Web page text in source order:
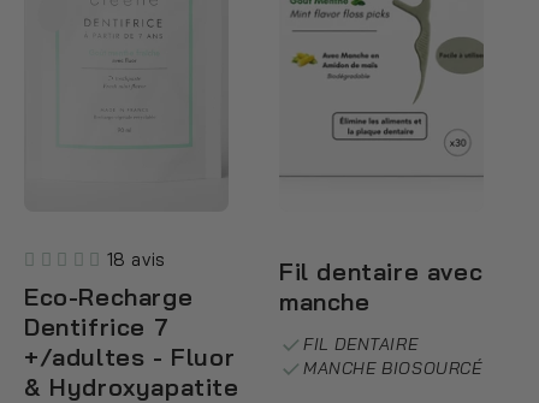
18 avis
Eco-Recharge
Dentifrice 7
+/adultes - Fluor
& Hydroxyapatite
Fil dentaire avec
manche
FIL DENTAIRE
MANCHE BIOSOURCÉ